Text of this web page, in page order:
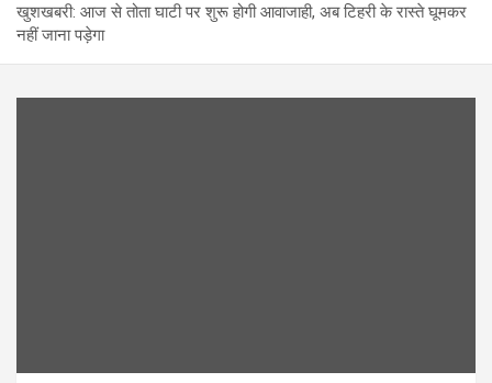
खुशखबरी: आज से तोता घाटी पर शुरू होगी आवाजाही, अब टिहरी के रास्ते घूमकर
नहीं जाना पड़ेगा